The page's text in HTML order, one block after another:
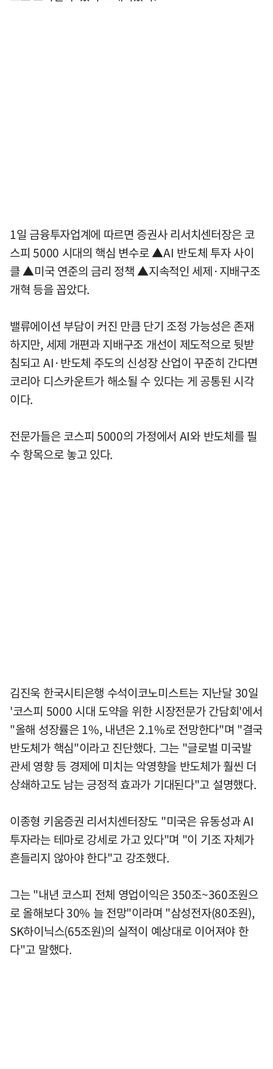
1일 금융투자업계에 따르면 증권사 리서치센터장은 코
스피 5000 시대의 핵심 변수로 ▲AI 반도체 투자 사이
클 ▲미국 연준의 금리 정책 ▲지속적인 세제·지배구조
개혁 등을 꼽았다.
밸류에이션 부담이 커진 만큼 단기 조정 가능성은 존재
하지만, 세제 개편과 지배구조 개선이 제도적으로 뒷받
침되고 AI·반도체 주도의 신성장 산업이 꾸준히 간다면
코리아 디스카운트가 해소될 수 있다는 게 공통된 시각
이다.
전문가들은 코스피 5000의 가정에서 AI와 반도체를 필
수 항목으로 놓고 있다.
김진욱 한국시티은행 수석이코노미스트는 지난달 30일
'코스피 5000 시대 도약을 위한 시장전문가 간담회'에서
"올해 성장률은 1%, 내년은 2.1%로 전망한다"며 "결국
반도체가 핵심"이라고 진단했다. 그는 "글로벌 미국발
관세 영향 등 경제에 미치는 악영향을 반도체가 훨씬 더
상쇄하고도 남는 긍정적 효과가 기대된다"고 설명했다.
이종형 키움증권 리서치센터장도 "미국은 유동성과 AI
투자라는 테마로 강세로 가고 있다"며 "이 기조 자체가
흔들리지 않아야 한다"고 강조했다.
그는 "내년 코스피 전체 영업이익은 350조~360조원으
로 올해보다 30% 늘 전망"이라며 "삼성전자(80조원),
SK하이닉스(65조원)의 실적이 예상대로 이어져야 한
다"고 말했다.